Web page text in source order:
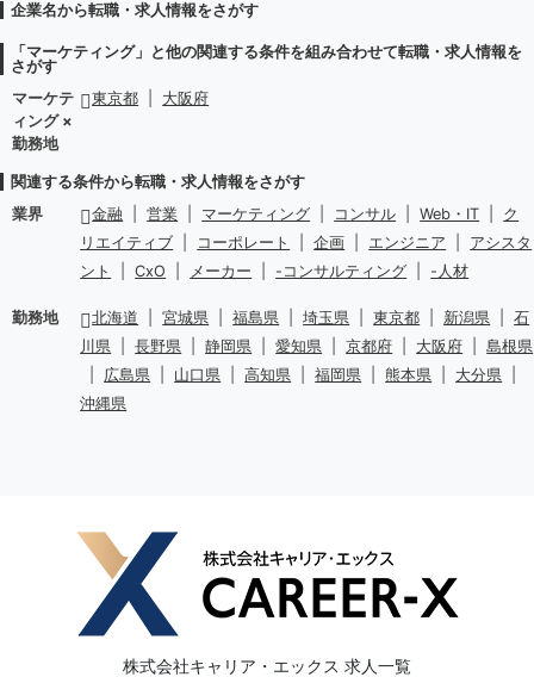
企業名から転職・求人情報をさがす
「マーケティング」と他の関連する条件を組み合わせて転職・求人情報を
さがす
マーケテ
ィング ×
勤務地
東京都 大阪府
関連する条件から転職・求人情報をさがす
業界
金融 営業 マーケティング コンサル Web・IT
ク
リエイティブ
コーポレート 企画 エンジニア
アシスタ
ント
CxO メーカー -コンサルティング -人材
勤務地 北海道 宮城県 福島県 埼玉県 東京都 新潟県
石
川県
長野県 静岡県 愛知県 京都府 大阪府
島根県
広島県 山口県 高知県 福岡県 熊本県 大分県
沖縄県
株式会社キャリア・エックス 求人一覧